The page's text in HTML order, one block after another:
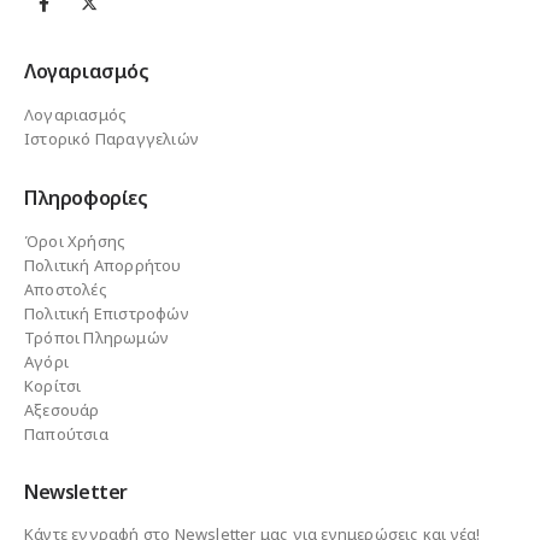
Λογαριασμός
Λογαριασμός
Ιστορικό Παραγγελιών
Πληροφορίες
Όροι Χρήσης
Πολιτική Απορρήτου
Αποστολές
Πολιτική Επιστροφών
Τρόποι Πληρωμών
Αγόρι
Κορίτσι
Αξεσουάρ
Παπούτσια
Newsletter
Κάντε εγγραφή στο Newsletter μας για ενημερώσεις και νέα!